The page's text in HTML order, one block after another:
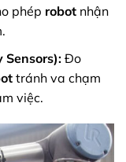
phép robotnhận
Sensors):Đo
tránh va chạm
việc.